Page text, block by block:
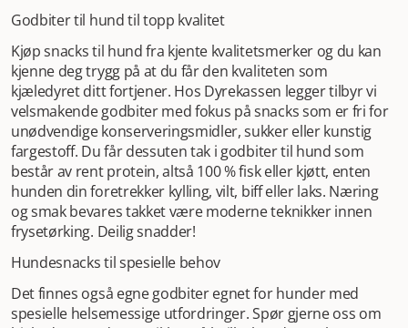
Godbiter til hund til topp kvalitet
Kjøp snacks til hund fra kjente kvalitetsmerker og du kan
kjenne deg trygg på at du får den kvaliteten som
kjæledyret ditt fortjener. Hos Dyrekassen legger tilbyr vi
velsmakende godbiter med fokus på snacks som er fri for
unødvendige konserveringsmidler, sukker eller kunstig
fargestoff. Du får dessuten tak i godbiter til hund som
består av rent protein, altså 100 % fisk eller kjøtt, enten
hunden din foretrekker kylling, vilt, biff eller laks. Næring
og smak bevares takket være moderne teknikker innen
frysetørking. Deilig snadder!
Hundesnacks til spesielle behov
Det finnes også egne godbiter egnet for hunder med
spesielle helsemessige utfordringer. Spør gjerne oss om